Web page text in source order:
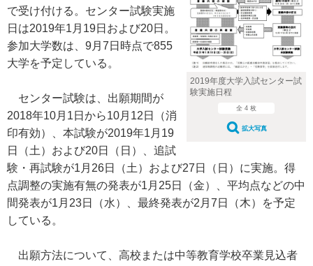
2019年度大学入試センター試
験実施日程
全 4 枚
拡大写真
で受け付ける。センター試験実施
日は2019年1月19日および20日。
参加大学数は、9月7日時点で855
大学を予定している。
センター試験は、出願期間が
2018年10月1日から10月12日（消
印有効）、本試験が2019年1月19
日（土）および20日（日）、追試
験・再試験が1月26日（土）および27日（日）に実施。得
点調整の実施有無の発表が1月25日（金）、平均点などの中
間発表が1月23日（水）、最終発表が2月7日（木）を予定
している。
出願方法について、高校または中等教育学校卒業見込者